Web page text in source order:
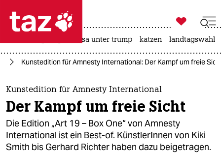
 taz zahl ich
taz zahl ich
themen
politik
öko

taz zahl ich
usa unter trump katzen landtagswahl
Kunstedition für Amnesty International: Der Kampf um freie
Kunstedition für Amnesty International
Der Kampf um freie Sicht
Die Edition „Art 19 – Box One“ von Amnesty
International ist ein Best-of. KünstlerInnen von Kiki
Smith bis Gerhard Richter haben dazu beigetragen.